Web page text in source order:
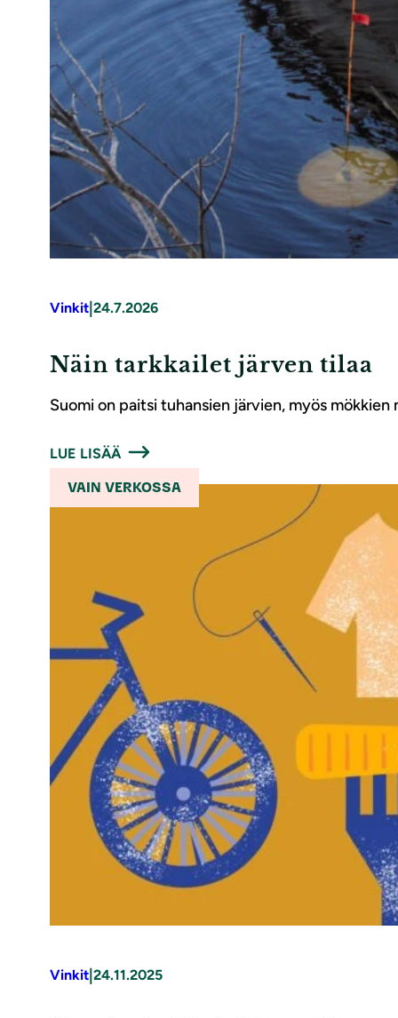
Vinkit 24.7.2026
Näin tarkkailet järven tilaa
Suomi on paitsi tuhansien järvien, myös
LUE LISÄÄ
Vinkit 24.11.2025